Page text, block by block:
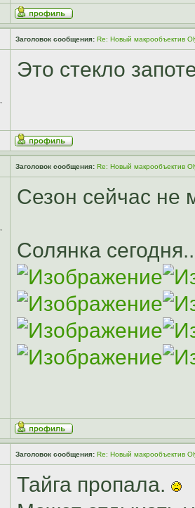
Заголовок сообщения: Re: Новый макрообъектив
Это стекло
Заголовок сообщения: Re: Новый макрообъектив
Сезон сейчас
Солянка
Заголовок сообщения: Re: Новый макрообъектив
Тайга пропала.